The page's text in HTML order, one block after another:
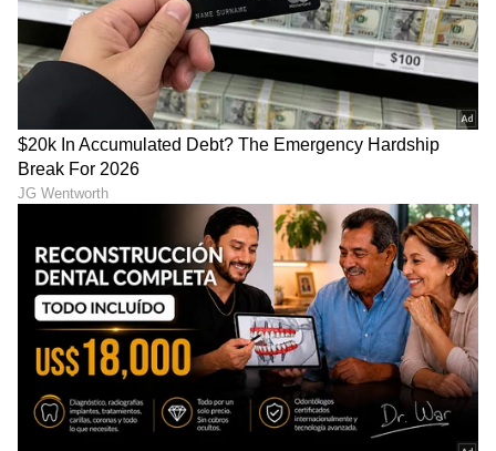
ಈಗಾಗಲೇ ಸಾಕಷ್ಟು ಸುಪ್ರಸಿದ್ಧ ತಾರೆಯರ, ಸಾಧಕರ ಸಂದರ್ಶನ
ಮಾಡಿರುವೆ. ಅಷ್ಟೇ ಅಲ್ಲದೆ ಬ್ಯೂಟಿ, ಆರೋಗ್ಯ, ಧಾರ್ಮಿಕ
ವಿಷಯಗಳನ್ನು ಬರೆಯೋದು ನಂಗಿಷ್ಟ. ಪುಸ್ತಕ ಓದುವುದು,
ಇನ್ನುಳಿದಂತೆ ಇತರರ ಸಂದರ್ಶನ ಕೇಳೋದು, ಪ್ರವಾಸ ನನ್ನ
ಹವ್ಯಾಸಗಳಲ್ಲೊಂದು. ಉತ್ತರ ಕನ್ನಡದ ಸಿರಸಿಯವಳು.
ಮನರಂಜನಾ ಸುದ್ದಿ ಮದುವೆ ಸೆಲೆಬ್ರಿಟಿಗಳು ಮದುವೆ
ಕನ್ನಡ ಸಿನಿಮಾ (Kannada Cinema News), ಟಿವಿ
ಕಾರ್ಯಕ್ರಮಗಳು (
ಸುದ್ದಿಗಳು ಮತ್ತು ಇತ್ತೀಚಿನ ಸುದ್ದಿಗಳಿಗಾಗಿ ಏಷ್ಯಾನೆಟ್
ಸುವರ್ಣ ನ್ಯೂಸ್‌ನಲ್ಲಿ ಮನರಂಜನಾ ವಿಭಾಗ ನೋಡಿ.
ಸಿನಿಮಾ ವಿಮರ್ಶೆಗಳು (Kannada Movies Review),
ತಾರೆಯರ ಸಂದರ್ಶನಗಳು, ಧಾರಾವಾಹಿ ಅಪ್‌ಡೇಟ್ಸ್‌,
ತೆರೆಮರೆಯ ಕಥೆಗಳು,
OTT ರಿಲೀಸ್‌ಗಳ ಬಗ್ಗೆ
ಮಾಹಿತಿಯೂ ಇಲ್ಲಿದೆ.